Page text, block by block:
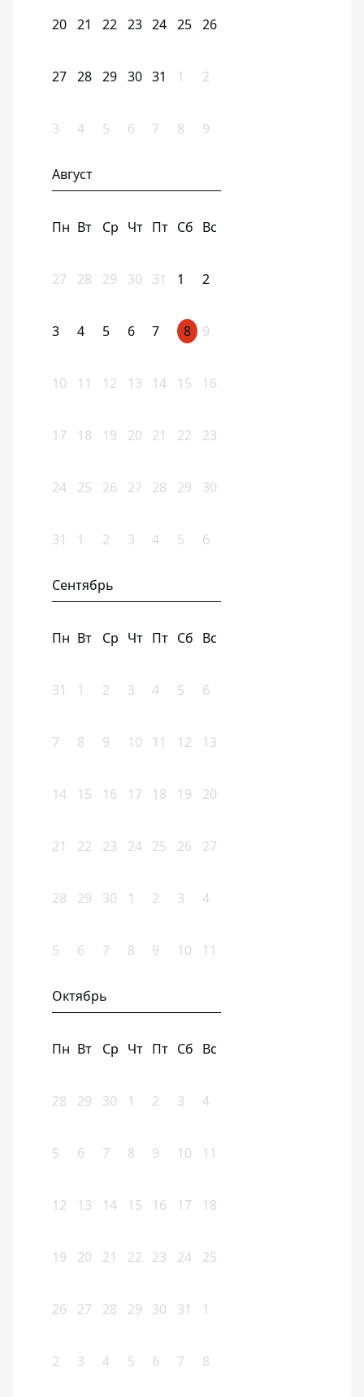
20 21 22 23 24 25 26
27 28 29 30 31 1 2
3 4 5 6 7 8 9
Август
Пн Вт Ср Чт Пт Сб Вс
27 28 29 30 31 1 2
3 4 5 6 7 8 9
10 11 12 13 14 15 16
17 18 19 20 21 22 23
24 25 26 27 28 29 30
31 1 2 3 4 5 6
Сентябрь
Пн Вт Ср Чт Пт Сб Вс
31 1 2 3 4 5 6
7 8 9 10 11 12 13
14 15 16 17 18 19 20
21 22 23 24 25 26 27
28 29 30 1 2 3 4
5 6 7 8 9 10 11
Октябрь
Пн Вт Ср Чт Пт Сб Вс
28 29 30 1 2 3 4
5 6 7 8 9 10 11
12 13 14 15 16 17 18
19 20 21 22 23 24 25
26 27 28 29 30 31 1
2 3 4 5 6 7 8